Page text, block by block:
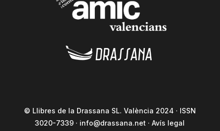
© Llibres de la Drassana SL. València 2024 · ISSN
3020-7339 · info@drassana.net ·Avís legal